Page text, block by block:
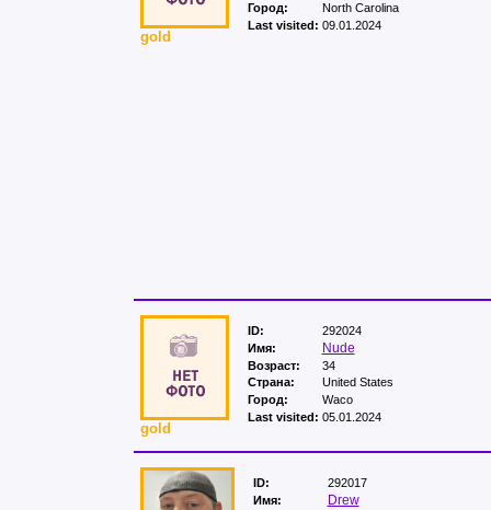
gold
Город:
North Carolina
Last visited: 09.01.2024
gold
ID:
292024
Имя:
Nude
Возраст:
34
Страна:
United States
Город:
Waco
Last visited: 05.01.2024
ID:
292017
Имя:
Drew